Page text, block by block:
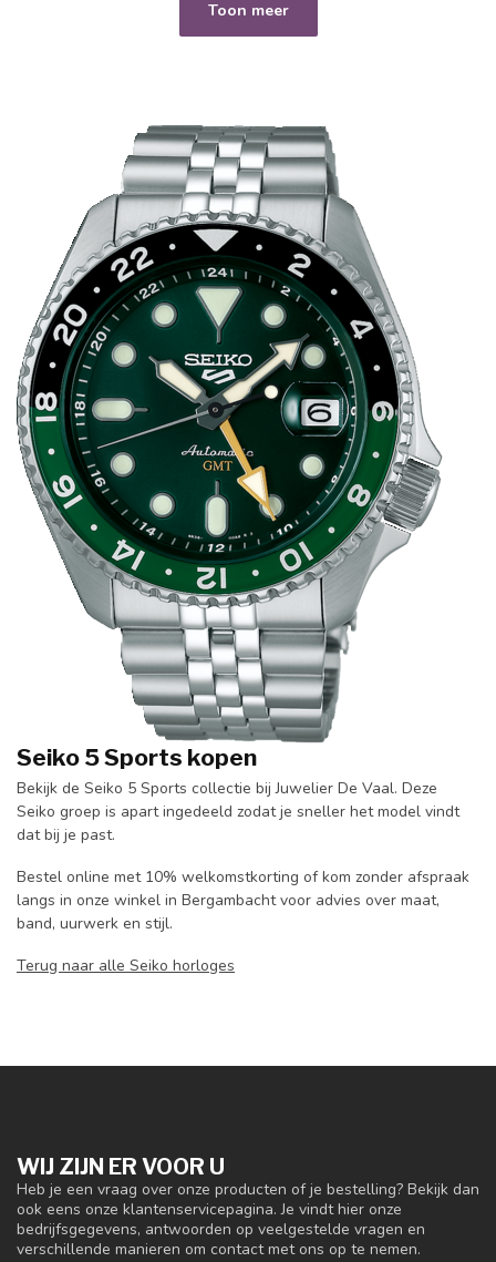
Toon meer
Seiko 5 Sports kopen
Bekijk de Seiko 5 Sports collectie bij Juwelier De Vaal. Deze
Seiko groep is apart ingedeeld zodat je sneller het model vindt
dat bij je past.
Bestel online met 10% welkomstkorting of kom zonder afspraak
langs in onze winkel in Bergambacht voor advies over maat,
band, uurwerk en stijl.
Terug naar alle Seiko horloges
WIJ ZIJN ER VOOR U
Heb je een vraag over onze producten of je bestelling? Bekijk dan
ook eens onze klantenservicepagina. Je vindt hier onze
bedrijfsgegevens, antwoorden op veelgestelde vragen en
verschillende manieren om contact met ons op te nemen.